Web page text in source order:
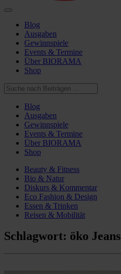
Blog
Ausgaben
Gewinnspiele
Events & Termine
Über BIORAMA
Shop
Blog
Ausgaben
Gewinnspiele
Events & Termine
Über BIORAMA
Shop
Beauty & Fitness
Bio & Natur
Diskurs & Kommentar
Eco Fashion & Design
Essen & Trinken
Reisen & Mobilität
Schlagwort: öko Jeans